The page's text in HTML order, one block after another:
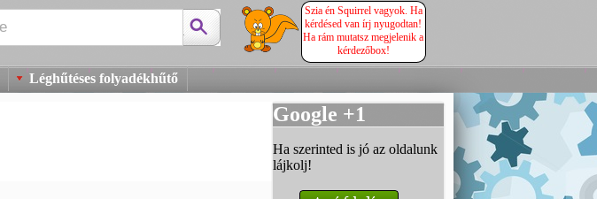
Szia én Squirrel vagyok. Ha
kérdésed van írj nyugodtan!
Ha rám mutatsz megjelenik a
kérdezőbox!
Léghűtéses folyadékhűtő
Google +1
Ha szerinted is jó az oldalunk
lájkolj!